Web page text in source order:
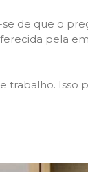
de que o
pela
trabalho. Isso